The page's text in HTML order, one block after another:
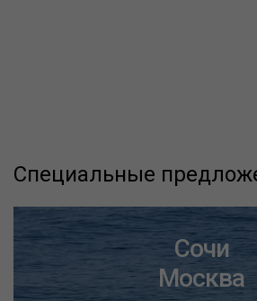
Специальные
Сочи
Москва